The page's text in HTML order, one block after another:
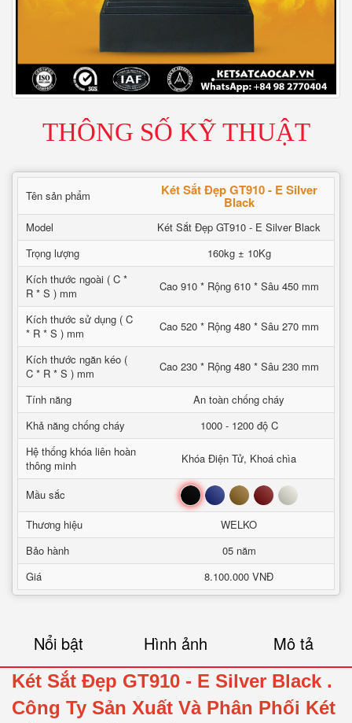
THÔNG SỐ KỸ THUẬT
Tên sản phẩm Két Sắt Đẹp GT910 - E Silver
Black
Model
Két Sắt Đẹp GT910 - E Silver Black
Trọng lượng
160kg ± 10Kg
Kích thước ngoài ( C *
R * S ) mm
Cao 910 * Rộng 610 * Sâu 450 mm
Kích thước sử dụng ( C
* R * S ) mm
Cao 520 * Rộng 480 * Sâu 270 mm
Kích thước ngăn kéo (
C * R * S ) mm
Cao 230 * Rộng 480 * Sâu 230 mm
Tính năng
An toàn chống cháy
Khả năng chống cháy
1000 - 1200 độ C
Hệ thống khóa liên hoàn
thông minh
Khóa Điện Tử, Khoá chìa
Mầu sắc Đen Xanh Nâu Đỏ Trắng
Thương hiệu
WELKO
Bảo hành
05 năm
Giá
8.100.000 VNĐ
Nổi bật Hình ảnh Mô tả
Két Sắt Đẹp GT910 - E Silver Black .
Công Ty Sản Xuất Và Phân Phối Két